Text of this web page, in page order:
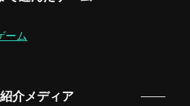
ーム
紹介メディア